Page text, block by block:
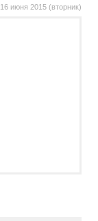
16 июня 2015 (вторник)